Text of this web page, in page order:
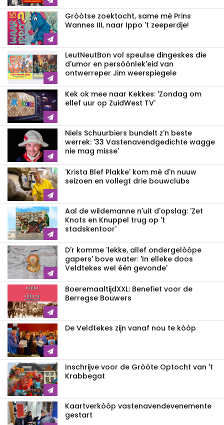
Gròòtse zoektocht, same mè Prins
Wannes III, naar Ippo 't zeeperdje!
LeutNeutBon vol speulse dingeskes die
d'umor en persòònlek'eid van
ontwerreper Jim weerspiegele
Kek ok mee naar Kekkes: 'Zondag om
ellef uur op ZuidWest TV'
Niels Schuurbiers bundelt z'n beste
werrek: '33 Vastenavendgedichte wagge
nie mag misse'
'Krista Blef Plakke' kom mè d'n nuuw
seizoen en vollegt drie bouwclubs
Aal de wildemanne n'uit d'opslag: 'Zet
Knots en Knuppel trug op 't
stadskentoor'
D'r komme 'lekke, allef ondergelòòpe
gapers' bove water: 'In elleke doos
Veldtekes wel één gevonde'
BoeremaaltijdXXL: Benefiet voor de
Berregse Bouwers
De Veldtekes zijn vanaf nou te kòòp
Inschrijve voor de Gròòte Optocht van 't
Krabbegat
Kaartverkòòp vastenavendevenemente
gestart